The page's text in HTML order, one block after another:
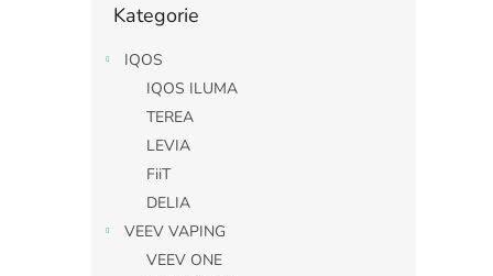
kategorie
Kategorie
IQOS
IQOS ILUMA
TEREA
LEVIA
FiiT
DELIA
VEEV VAPING
VEEV ONE